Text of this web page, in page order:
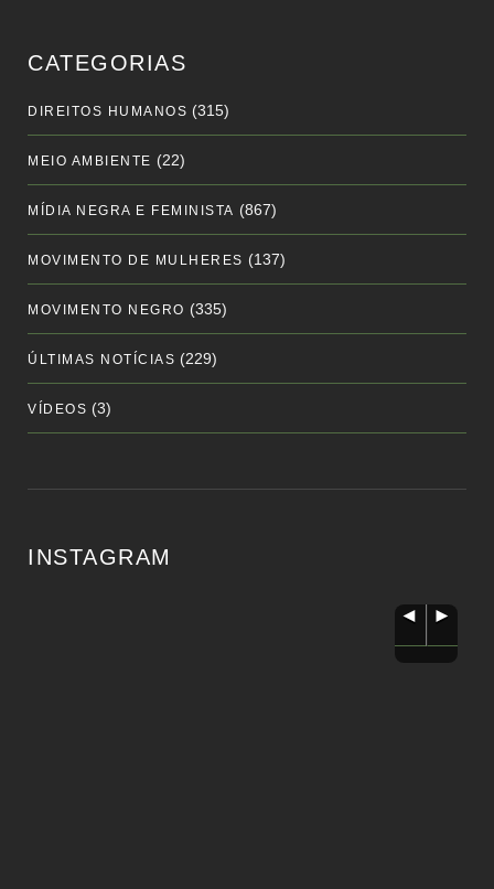
CATEGORIAS
DIREITOS HUMANOS (315)
MEIO AMBIENTE (22)
MÍDIA NEGRA E FEMINISTA (867)
MOVIMENTO DE MULHERES (137)
MOVIMENTO NEGRO (335)
ÚLTIMAS NOTÍCIAS (229)
VÍDEOS (3)
INSTAGRAM